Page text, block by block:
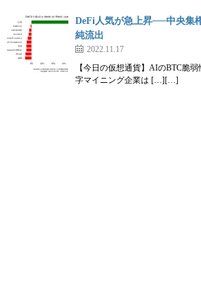
DeFi人気が急上昇──中央集
純流出
2022.11.17
【今日の仮想通貨】AIのBTC脆
字マイニング企業は […][…]